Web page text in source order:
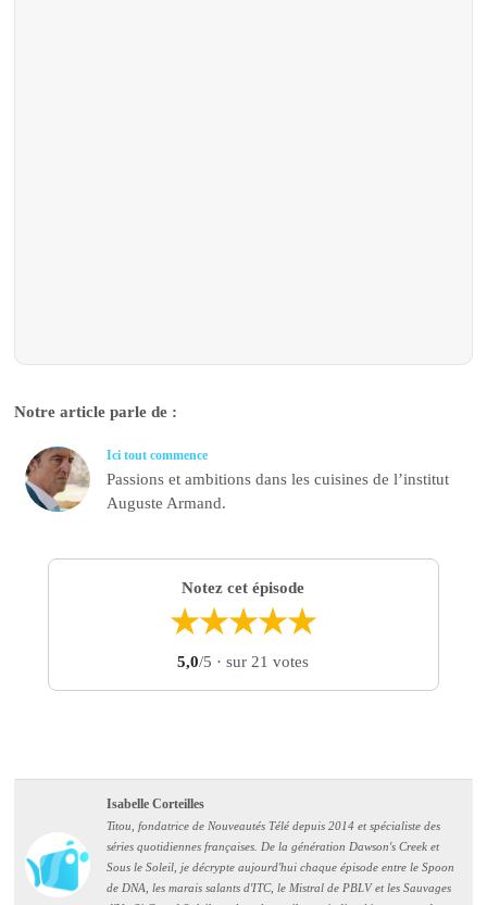
Notre article parle de :
Ici tout commence
Passions et ambitions dans les cuisines de l’institut
Auguste Armand.
Notez cet épisode
★★★★★
5,0/5 · sur 21 votes
Isabelle Corteilles
Titou, fondatrice de Nouveautés Télé depuis 2014 et spécialiste des
séries quotidiennes françaises. De la génération Dawson's Creek et
Sous le Soleil, je décrypte aujourd'hui chaque épisode entre le Spoon
de DNA, les marais salants d'ITC, le Mistral de PBLV et les Sauvages